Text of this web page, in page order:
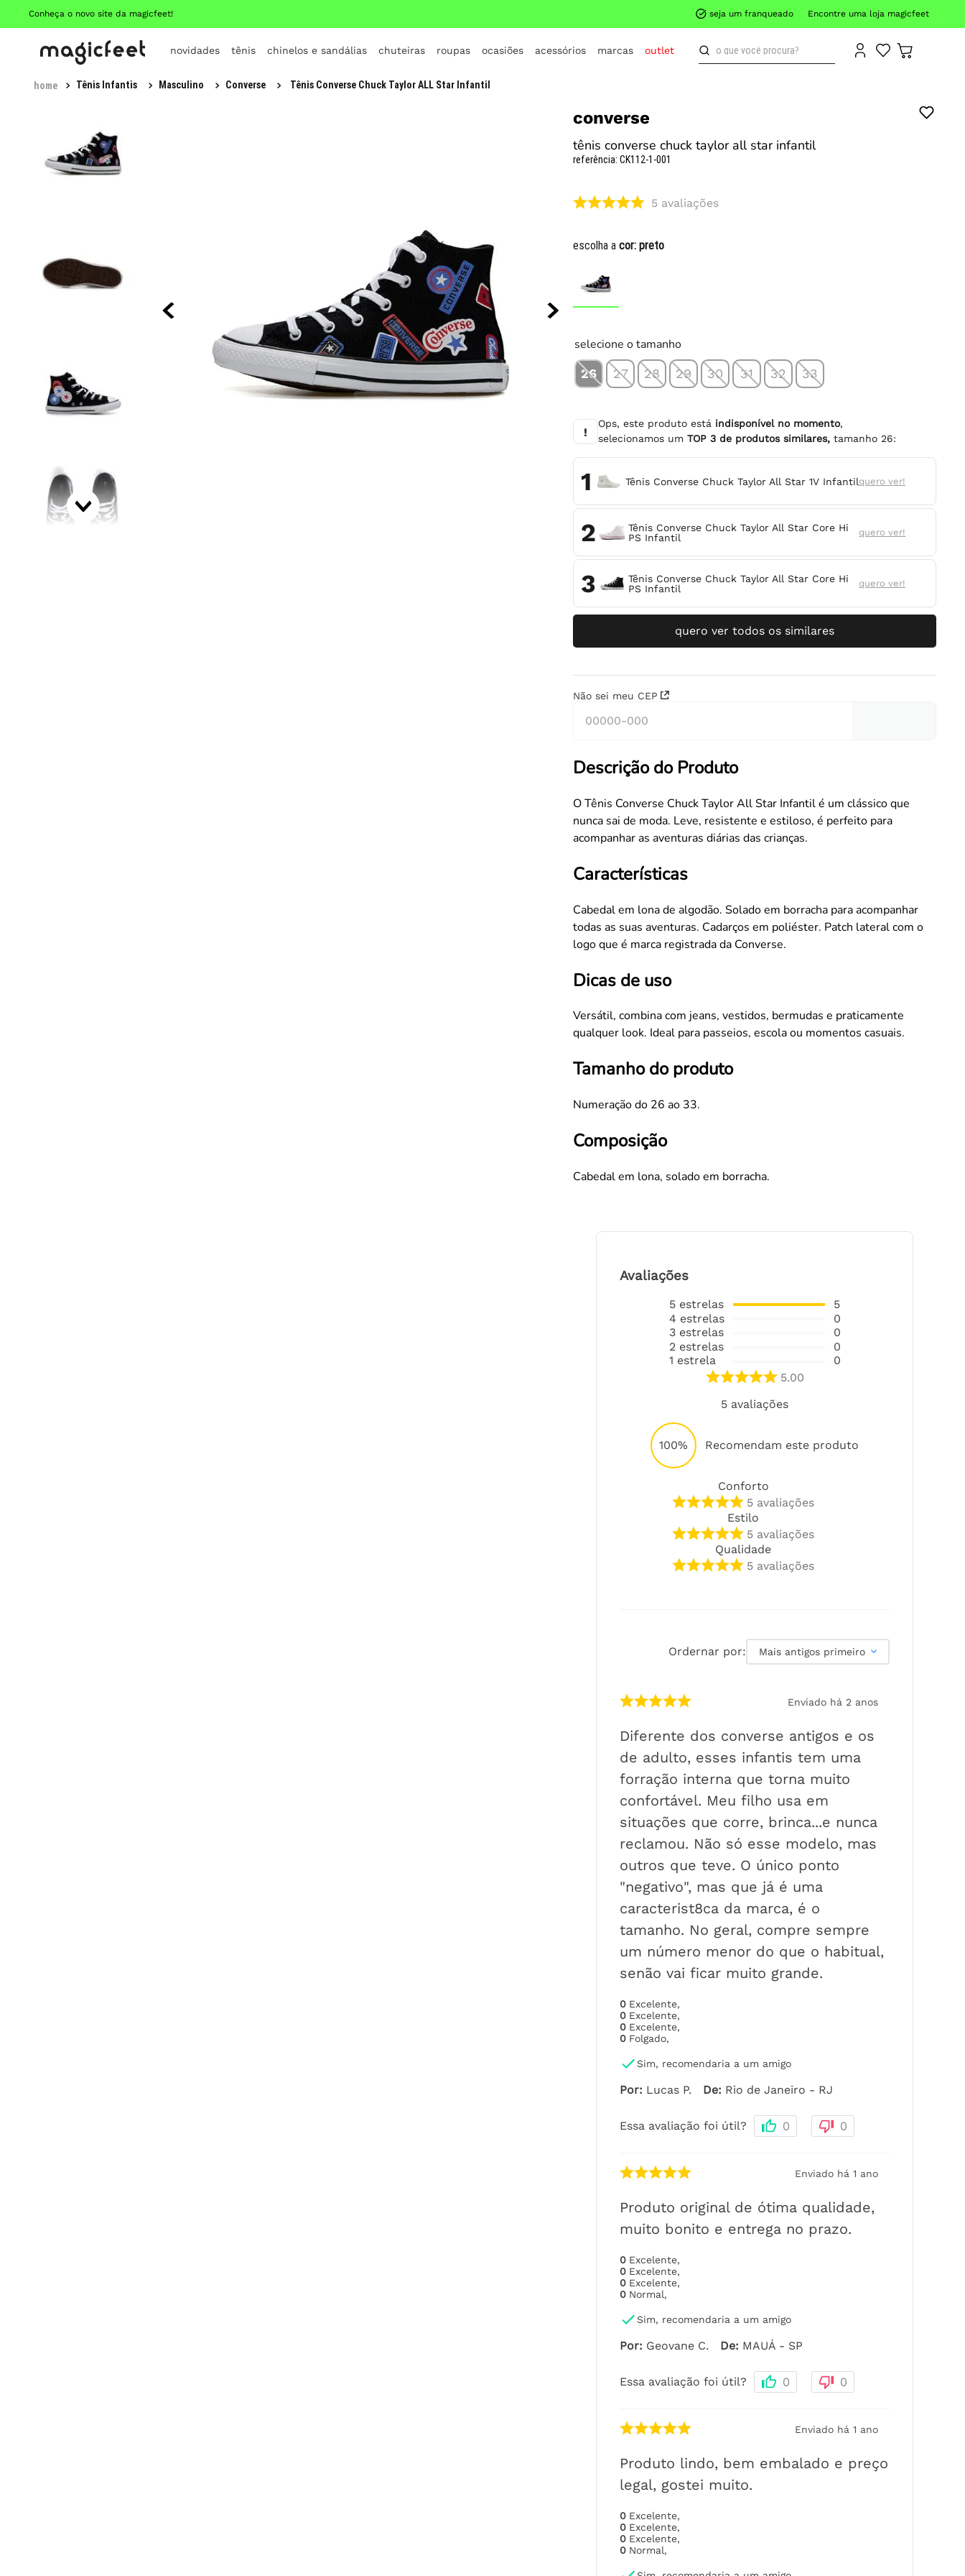
Conheça o novo site da magicfeet! seja um franqueado Encontre uma loja magicfeet
novidades tênis chinelos e sandálias chuteiras roupas ocasiões acessórios marcas outlet
o que você procura?
Tênis Infantis Masculino Converse Tênis Converse Chuck Taylor ALL Star Infantil
converse
tênis converse chuck taylor all star infantil
referência:CK112-1-001
5 avaliações
escolha acor:preto
selecione o tamanho
26 27 28 29 30 31 32 33
!
Ops, este produto está indisponível no momento,
selecionamos umTOP3 de produtos similares, tamanho 26:
1 Tênis Converse Chuck Taylor All Star 1V Infantilquero ver!
2
Tênis Converse Chuck Taylor All Star Core Hi
PS Infantil
quero ver!
3
Tênis Converse Chuck Taylor All Star Core Hi
PS Infantil
quero ver!
quero ver todos os similares
Não sei meu CEP
Descrição do Produto
O Tênis Converse Chuck Taylor All Star Infantil é um clássico que
nunca sai de moda. Leve, resistente e estiloso, é perfeito para
acompanhar as aventuras diárias das crianças.
Características
Cabedal em lona de algodão. Solado em borracha para acompanhar
todas as suas aventuras. Cadarços em poliéster. Patch lateral com o
logo que é marca registrada da Converse.
Dicas de uso
Versátil, combina com jeans, vestidos, bermudas e praticamente
qualquer look. Ideal para passeios, escola ou momentos casuais.
Tamanho do produto
Numeração do 26 ao 33.
Composição
Cabedal em lona, solado em borracha.
Avaliações
5 estrelas
4 estrelas
3 estrelas
2 estrelas
1 estrela
5
0
0
0
0
5.00
5 avaliações
100% Recomendam este produto
Conforto
5 avaliações
Estilo
5 avaliações
Qualidade
5 avaliações
Ordernar por: Mais antigos primeiro
Enviado há 2 anos
Diferente dos converse antigos e os
de adulto, esses infantis tem uma
forração interna que torna muito
confortável. Meu filho usa em
situações que corre, brinca...e nunca
reclamou. Não só esse modelo, mas
outros que teve. O único ponto
"negativo", mas que já é uma
caracterist8ca da marca, é o
tamanho. No geral, compre sempre
um número menor do que o habitual,
senão vai ficar muito grande.
0 Excelente,
0 Excelente,
0 Excelente,
0 Folgado,
Sim, recomendaria a um amigo
Por: Lucas P. De: Rio de Janeiro - RJ
Essa avaliação foi útil? 0 0
Enviado há 1 ano
Produto original de ótima qualidade,
muito bonito e entrega no prazo.
0 Excelente,
0 Excelente,
0 Excelente,
0 Normal,
Sim, recomendaria a um amigo
Por: Geovane C. De: MAUÁ - SP
Essa avaliação foi útil? 0 0
Enviado há 1 ano
Produto lindo, bem embalado e preço
legal, gostei muito.
0 Excelente,
0 Excelente,
0 Excelente,
0 Normal,
TERMOS MAIS BUSCADOS
all star
º
vans
9º
new balance
chuteira